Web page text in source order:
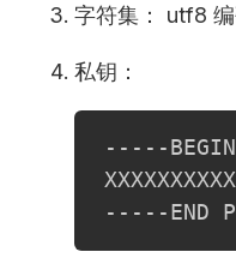
字符集： utf8
私钥：
-----
-----END